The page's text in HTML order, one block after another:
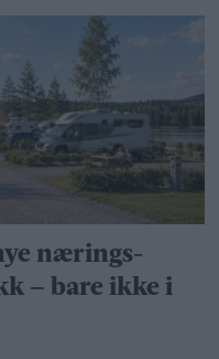
nærings­
– bare ikke i